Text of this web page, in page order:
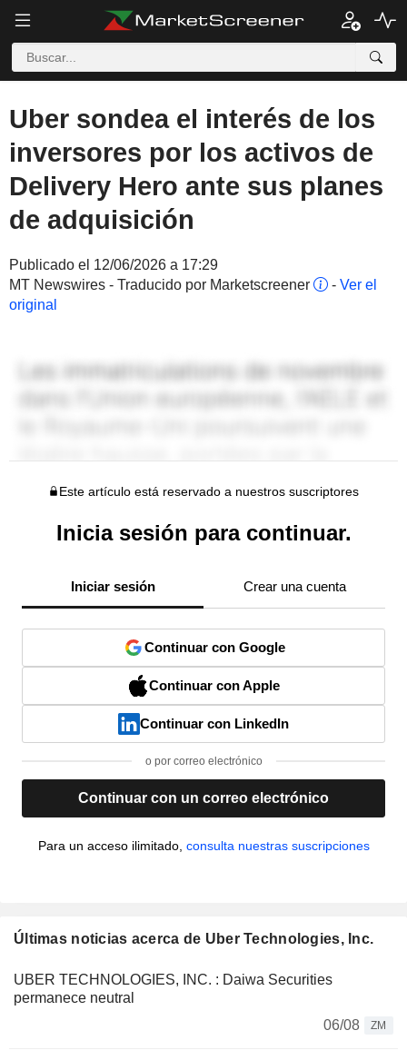
Uber sondea el interés de los
inversores por los activos de
Delivery Hero ante sus planes
de adquisición
Publicado el 12/06/2026 a 17:29
MT Newswires - Traducido por Marketscreener
- Ver el
original
Este artículo está reservado a nuestros suscriptores
Inicia sesión para continuar.
Iniciar sesión Crear una cuenta
Continuar con Google
Continuar con Apple
Continuar con LinkedIn
o por correo electrónico
Continuar con un correo electrónico
Para un acceso ilimitado, consulta nuestras suscripciones
Últimas noticias acerca de Uber Technologies, Inc.
UBER TECHNOLOGIES, INC. : Daiwa Securities
permanece neutral
06/08
ZM